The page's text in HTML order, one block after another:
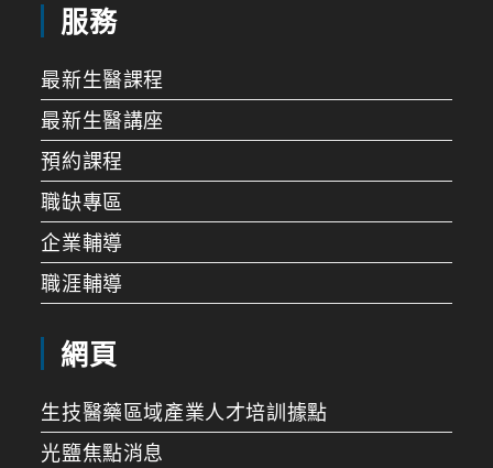
服務
最新生醫課程
最新生醫講座
預約課程
職缺專區
企業輔導
職涯輔導
網頁
生技醫藥區域產業人才培訓據點
光鹽焦點消息